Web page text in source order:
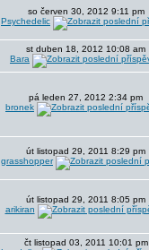
so červen 30, 2012 9:11 pm
Psychedelic
st duben 18, 2012 10:08 am
Bara
pá leden 27, 2012 2:34 pm
bronek
út listopad 29, 2011 8:29 pm
grasshopper
út listopad 29, 2011 8:05 pm
arikiran
čt listopad 03, 2011 10:01 pm